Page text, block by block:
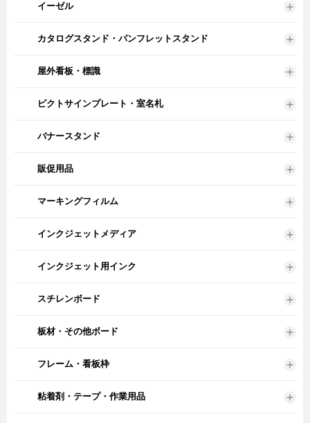
イーゼル
カタログスタンド・パンフレットスタンド
屋外看板・標識
ピクトサインプレート・室名札
バナースタンド
販促用品
マーキングフィルム
インクジェットメディア
インクジェット用インク
スチレンボード
板材・その他ボード
フレーム・看板枠
粘着剤・テープ・作業用品